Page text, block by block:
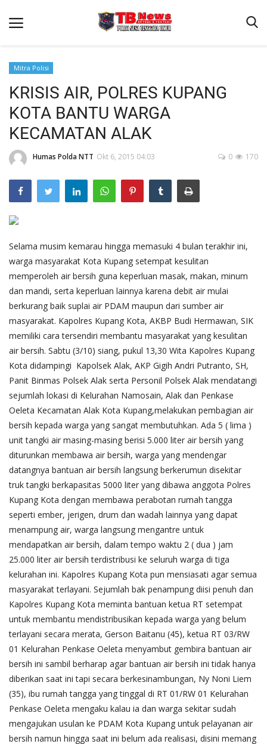
Beranda
Binkam
Terms & Conditions
Reskrim
Lantas
Polisi Kita
Mitra Polisi
Giat Ops
Link Polda NTT
Mitra Polisi
KRISIS AIR, POLRES KUPANG
KOTA BANTU WARGA
KECAMATAN ALAK
Humas Polda NTT Okt 6, 2015 04:03 170
0
Selama musim kemarau hingga memasuki 4 bulan terakhir ini,
warga masyarakat Kota Kupang setempat kesulitan
memperoleh air bersih guna keperluan masak, makan, minum
dan mandi, serta keperluan lainnya karena debit air mulai
berkurang baik suplai air PDAM maupun dari sumber air
masyarakat. Kapolres Kupang Kota, AKBP Budi Hermawan, SIK
memiliki cara tersendiri membantu masyarakat yang kesulitan
air bersih. Sabtu (3/10) siang, pukul 13,30 Wita Kapolres Kupang
Kota didampingi Kapolsek Alak, AKP Gigih Andri Putranto, SH,
Panit Binmas Polsek Alak serta Personil Polsek Alak mendatangi
sejumlah lokasi di Kelurahan Namosain, Alak dan Penkase
Oeleta Kecamatan Alak Kota Kupang,melakukan pembagian air
bersih kepada warga yang sangat membutuhkan. Ada 5 ( lima )
unit tangki air masing-masing berisi 5.000 liter air bersih yang
diturunkan membawa air bersih, warga yang mendengar
datangnya bantuan air bersih langsung berkerumun disekitar
truk tangki berkapasitas 5000 liter yang dibawa anggota Polres
Kupang Kota dengan membawa perabotan rumah tangga
seperti ember, jerigen, drum dan wadah lainnya yang dapat
menampung air, warga langsung mengantre untuk
mendapatkan air bersih, dalam tempo waktu 2 ( dua ) jam
25.000 liter air bersih terdistribusi ke seluruh warga di tiga
kelurahan ini. Kapolres Kupang Kota pun mensiasati agar semua
masyarakat terlayani. Sejumlah bak penampung diisi penuh dan
Kapolres Kupang Kota meminta bantuan ketua RT setempat
untuk membantu mendistribusikan kepada warga yang belum
terlayani secara merata, Gerson Baitanu (45), ketua RT 03/RW
01 Kelurahan Penkase Oeleta menyambut gembira bantuan air
bersih ini sambil berharap agar bantuan air bersih ini tidak hanya
diberikan saat ini tapi secara berkesinambungan, Ny Noni Liem
(35), ibu rumah tangga yang tinggal di RT 01/RW 01 Kelurahan
Penkase Oeleta mengaku kalau ia dan warga sekitar sudah
mengajukan usulan ke PDAM Kota Kupang untuk pelayanan air
bersih namun hingga saat ini belum ada realisasi, disini memang